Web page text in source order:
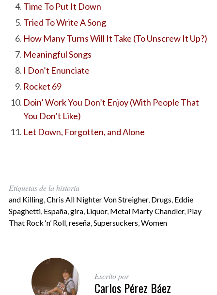
Time To Put It Down
Tried To Write A Song
How Many Turns Will It Take (To Unscrew It Up?)
Meaningful Songs
I Don’t Enunciate
Rocket 69
Doin’ Work You Don’t Enjoy (With People That
You Don’t Like)
Let Down, Forgotten, and Alone
Etiquetas de la historia
and Killing,Chris All Nighter Von Streigher, Drugs, Eddie
Spaghetti, España,gira, Liquor, Metal Marty Chandler, Play
That Rock ‘n’ Roll,reseña,Supersuckers,Women
Escrito por
Carlos Pérez Báez